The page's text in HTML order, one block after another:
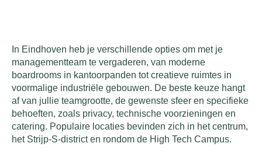
In Eindhoven heb je verschillende opties om met je
managementteam te vergaderen, van moderne
boardrooms in kantoorpanden tot creatieve ruimtes in
voormalige industriële gebouwen. De beste keuze hangt
af van jullie teamgrootte, de gewenste sfeer en specifieke
behoeften, zoals privacy, technische voorzieningen en
catering. Populaire locaties bevinden zich in het centrum,
het Strijp-S-district en rondom de High Tech Campus.